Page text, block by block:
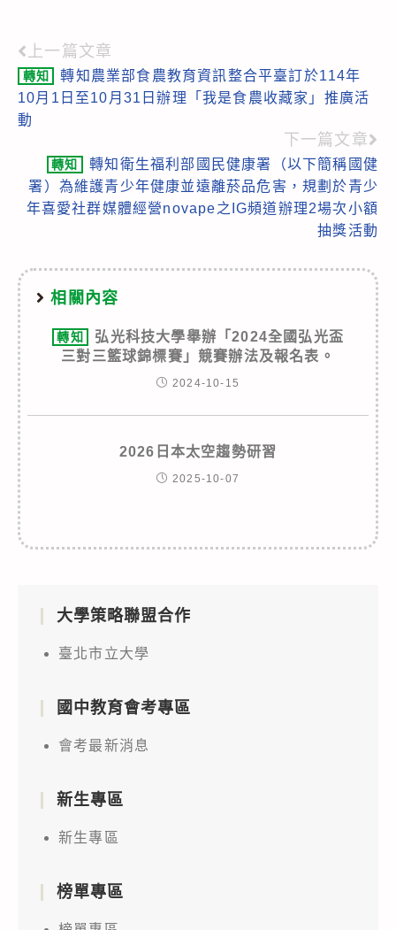
Read
more
articles
上一篇文章
轉知
轉知農業部食農教育資訊整合平臺訂於114年
10月1日至10月31日辦理「我是食農收藏家」推廣活
動
下一篇文章
轉知
轉知衛生福利部國民健康署（以下簡稱國健
署）為維護青少年健康並遠離菸品危害，規劃於青少
年喜愛社群媒體經營novape之IG頻道辦理2場次小額
抽獎活動
相關內容
轉知
弘光科技大學舉辦「2024全國弘光盃
三對三籃球錦標賽」競賽辦法及報名表。
2024-10-15
2026日本太空趨勢研習
2025-10-07
大學策略聯盟合作
臺北市立大學
國中教育會考專區
會考最新消息
新生專區
新生專區
榜單專區